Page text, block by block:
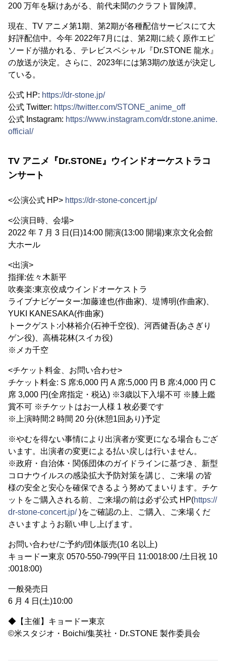
200 万年を駆けあがる、前代未聞のクラフト冒険譚。
現在、TV アニメ第1期、第2期が各種配信サービスにて大
好評配信中。今年 2022年7月には、第2期に続く原作エピ
ソードが描かれる、テレビスペシャル『Dr.STONE 龍水』
の放送が決定。さらに、2023年には第3期の放送が決定し
ている。
公式 HP: https://dr-stone.jp/
公式 Twitter: https://twitter.com/STONE_anime_off
公式 Instagram: https://www.instagram.com/dr.stone.anime.
official/
TV アニメ『Dr.STONE』ウインドオーケストラコ
ンサート
<公演公式 HP> https://dr-stone-concert.jp/
<公演日時、会場>
2022 年 7 月 3 日(日)14:00 開演(13:00 開場)東京文化会館
大ホール
<出演>
指揮:佐々木新平
吹奏楽:東京佼成ウインドオーケストラ
ライブナビゲーター:加藤達也(作曲家)、堤博明(作曲家)、
YUKI KANESAKA(作曲家)
トークゲスト:小林裕介(石神千空役)、河西健吾(あさぎり
ゲン役)、高橋花林(スイカ役)
※メカ千空
<チケット料金、お問い合わせ>
チケット料金: S 席:6,000 円 A 席:5,000 円 B 席:4,000 円 C
席 3,000 円(全席指定・税込) ※3歳以下入場不可 ※膝上鑑
賞不可 ※チケットはお一人様 1 枚必要です
※上演時間:2 時間 20 分(休憩1回あり)予定
※やむを得ない事情により出演者が変更になる場合もござ
います。出演者の変更による払い戻しは行いません。
※政府・自治体・関係団体のガイドラインに基づき、新型
コロナウイルスの感染拡大予防対策を講じ、ご来場 の皆
様の安全と安心を確保できるよう努めてまいります。チケ
ットをご購入される前、ご来場の前は必ず公式 HP(https://
dr-stone-concert.jp/)をご確認の上、ご購入、ご来場くだ
さいますようお願い申し上げます。
お問い合わせ/ご予約/団体販売(10 名以上)
キョードー東京 0570-550-799(平日 11:0018:00 /土日祝 10
:0018:00)
一般発売日
6 月 4 日(土)10:00
◆【主催】キョードー東京
©米スタジオ・Boichi/集英社・Dr.STONE 製作委員会